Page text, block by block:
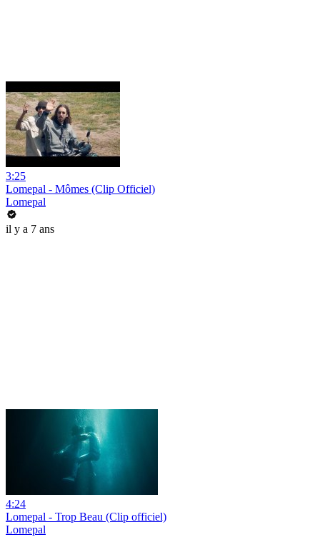
3:25
Lomepal - Mômes (Clip Officiel)
Lomepal
il y a 7 ans
4:24
Lomepal - Trop Beau (Clip officiel)
Lomepal